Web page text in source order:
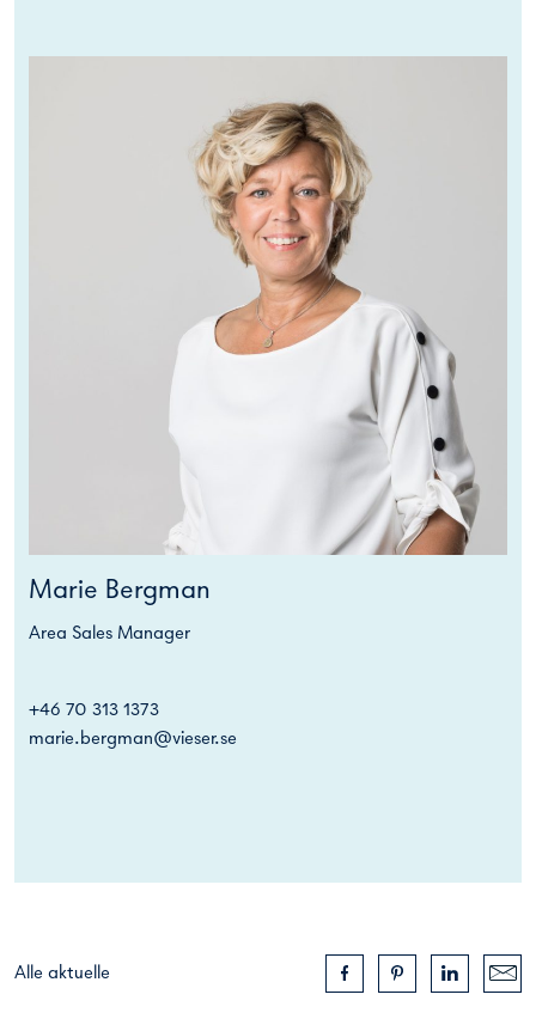
Marie Bergman
Area Sales Manager
+46 70 313 1373
marie.bergman@vieser.se
Alle aktuelle